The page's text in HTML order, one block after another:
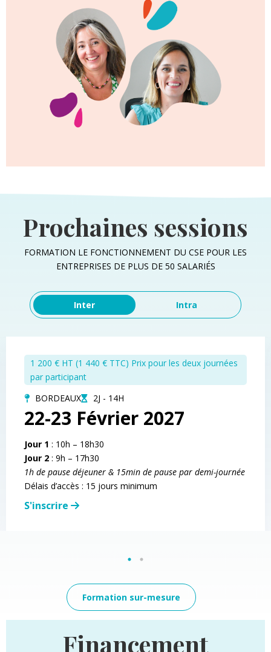
Prochaines sessions
FORMATION LE FONCTIONNEMENT DU CSE POUR LES
ENTREPRISES DE PLUS DE 50 SALARIÉS
Inter Intra
1 200 € HT (1 440 € TTC) Prix pour les deux journées
par participant
BORDEAUX
2J - 14H
22-23 Février 2027
Jour 1 : 10h – 18h30
Jour 2 : 9h – 17h30
1h de pause déjeuner & 15min de pause par demi-journée
Délais d’accès : 15 jours minimum
S'inscrire
Formation sur-mesure
Financement